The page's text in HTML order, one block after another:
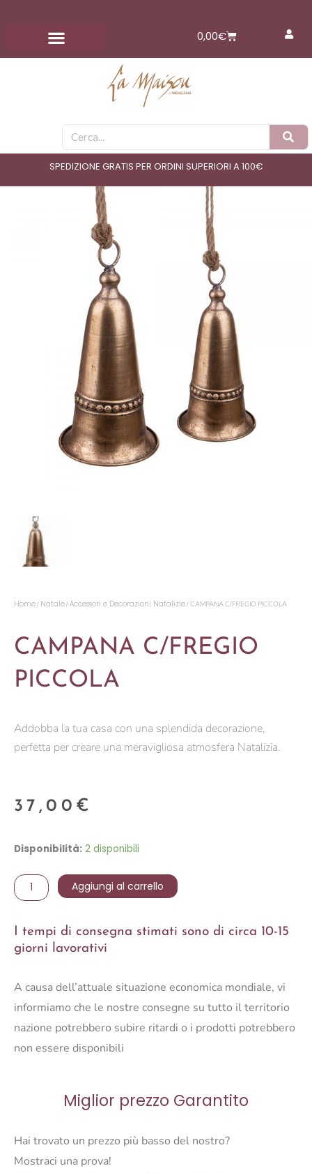
contenuto
0,00€Carrello
Cerca
SPEDIZIONE GRATIS PER ORDINI SUPERIORI A 100€
Home/ Natale/Accessori e Decorazioni Natalizie/ CAMPANA C/FREGIO PICCOLA
CAMPANA C/FREGIO
PICCOLA
Addobba la tua casa con una splendida decorazione,
perfetta per creare una meravigliosa atmosfera Natalizia.
37,00 €
Disponibilità: 2 disponibili
CAMPANA
PICCOLA
quantità
Aggiungi al carrello
I tempi di consegna stimati sono di circa 10-15
giorni lavorativi
A causa dell’attuale situazione economica mondiale, vi
informiamo che le nostre consegne su tutto il territorio
nazione potrebbero subire ritardi o i prodotti potrebbero
non essere disponibili
Miglior prezzo Garantito
Hai trovato un prezzo più basso del nostro?
Mostraci una prova!